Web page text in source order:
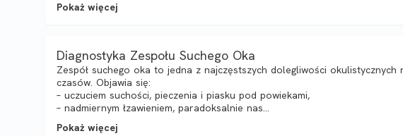
Pokaż więcej
Diagnostyka Zespołu Suchego Oka
Zespół suchego oka to jedna z najczęstszych dolegliwości okulistycznych
czasów. Objawia się:
– uczuciem suchości, pieczenia i piasku pod powiekami,
– nadmiernym łzawieniem, paradoksalnie nas...
Pokaż więcej